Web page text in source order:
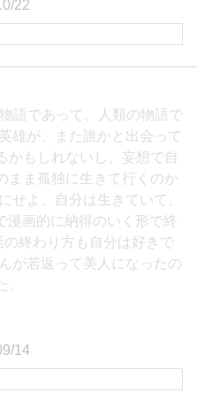
22
語であって、人類の物語で
雄が、また誰かと出会って
かもしれないし、妄想で自
まま孤独に生きて行くのか
せよ、自分は生きていて、
漫画的に納得のいく形で終
終わり方も自分は好きで
が若返って美人になったの
14